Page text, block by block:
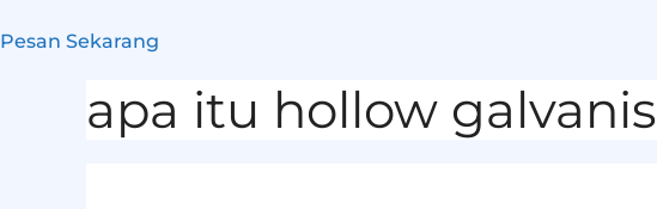
Pesan Sekarang
apa itu hollow galvanis